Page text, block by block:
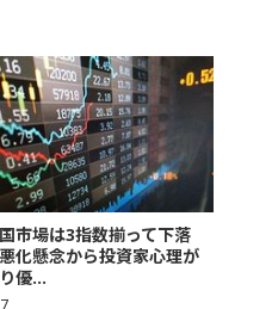
国市場は3指数揃って下落
化懸念から投資家心理が
優...